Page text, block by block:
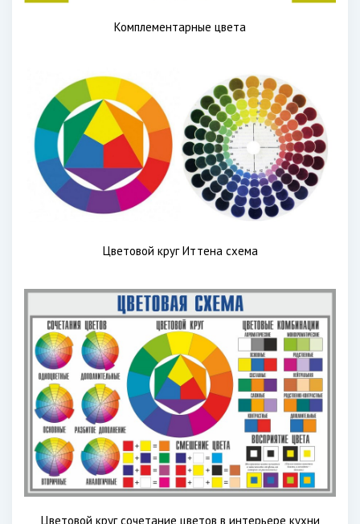
Комплементарные цвета
Цветовой круг Иттена схема
Цветовой круг сочетание цветов в интерьере кухни